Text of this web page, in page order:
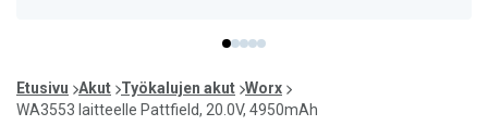
item
0
item
1
item
2
item
3
item
4
of
5
Etusivu Akut Työkalujen akut Worx
WA3553 laitteelle Pattfield, 20.0V, 4950mAh